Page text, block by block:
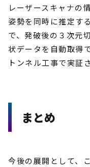
レーザースキャナの
姿勢を同時に推定す
で、発破後の３次元
状データを自動取得
トンネル工事で実証
まとめ
今後の展開として、